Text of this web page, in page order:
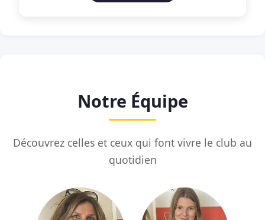
Notre Équipe
Découvrez celles et ceux qui font vivre le club au
quotidien